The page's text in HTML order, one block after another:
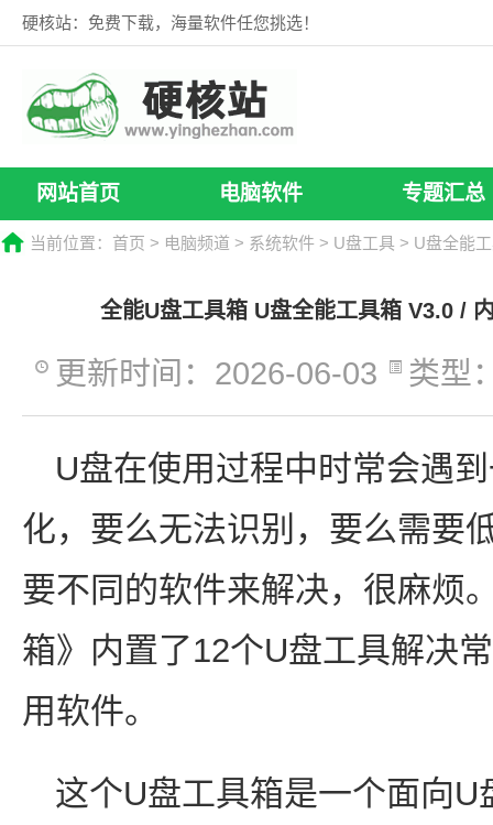
硬核站：免费下载，海量软件任您挑选！
网站首页 电脑软件 专题汇总
当前位置： 首页 > 电脑频道 > 系统软件 > U盘工具 > U盘全能
全能U盘工具箱 U盘全能工具箱 V3.0 /
更新时间：2026-06-03 类型
U盘在使用过程中时常会遇
化，要么无法识别，要么需要
要不同的软件来解决，很麻烦
箱》内置了12个U盘工具解决
用软件。
这个U盘工具箱是一个面向